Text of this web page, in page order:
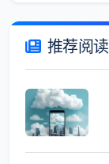
推荐阅读